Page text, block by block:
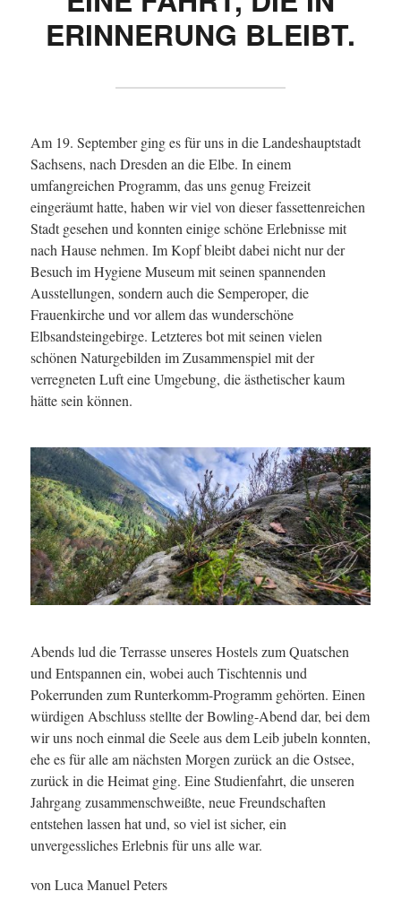
ERINNERUNG BLEIBT.
Am 19. September ging es für uns in die Landeshauptstadt
Sachsens, nach Dresden an die Elbe. In einem
umfangreichen Programm, das uns genug Freizeit
eingeräumt hatte, haben wir viel von dieser fassettenreichen
Stadt gesehen und konnten einige schöne Erlebnisse mit
nach Hause nehmen. Im Kopf bleibt dabei nicht nur der
Besuch im Hygiene Museum mit seinen spannenden
Ausstellungen, sondern auch die Semperoper, die
Frauenkirche und vor allem das wunderschöne
Elbsandsteingebirge. Letzteres bot mit seinen vielen
schönen Naturgebilden im Zusammenspiel mit der
verregneten Luft eine Umgebung, die ästhetischer kaum
hätte sein können.
Abends lud die Terrasse unseres Hostels zum Quatschen
und Entspannen ein, wobei auch Tischtennis und
Pokerrunden zum Runterkomm-Programm gehörten. Einen
würdigen Abschluss stellte der Bowling-Abend dar, bei dem
wir uns noch einmal die Seele aus dem Leib jubeln konnten,
ehe es für alle am nächsten Morgen zurück an die Ostsee,
zurück in die Heimat ging. Eine Studienfahrt, die unseren
Jahrgang zusammenschweißte, neue Freundschaften
entstehen lassen hat und, so viel ist sicher, ein
unvergessliches Erlebnis für uns alle war.
von Luca Manuel Peters